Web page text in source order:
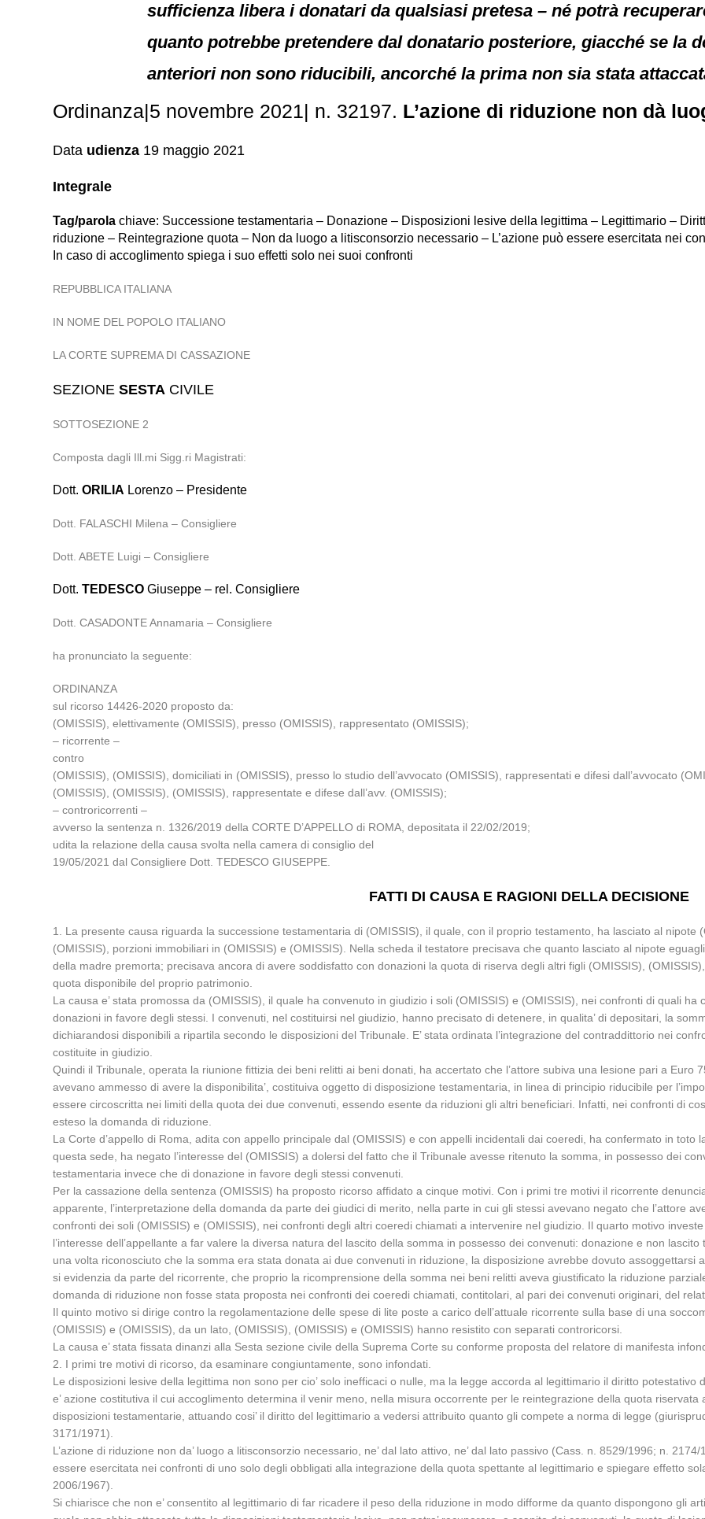
sufficienza libera i donatari da qualsiasi pretesa – né potrà
quanto potrebbe pretendere dal donatario posteriore, giacché se la
anteriori non sono riducibili, ancorché la prima non sia stata
Ordinanza|5 novembre 2021| n. 32197. L’azione di riduzione non dà
Data udienza 19 maggio 2021
Integrale
Tag/parola chiave: Successione testamentaria – Donazione – Disposizioni lesive della legittima – Legittimario –
riduzione – Reintegrazione quota – Non da luogo a litisconsorzio necessario – L’azione può essere esercitata nei
In caso di accoglimento spiega i suo effetti solo nei suoi confronti
REPUBBLICA ITALIANA
IN NOME DEL POPOLO ITALIANO
LA CORTE SUPREMA DI CASSAZIONE
SEZIONESESTA CIVILE
SOTTOSEZIONE 2
Composta dagli Ill.mi Sigg.ri Magistrati:
Dott.ORILIA Lorenzo – Presidente
Dott. FALASCHI Milena – Consigliere
Dott. ABETE Luigi – Consigliere
Dott.TEDESCO Giuseppe – rel. Consigliere
Dott. CASADONTE Annamaria – Consigliere
ha pronunciato la seguente:
ORDINANZA
sul ricorso 14426-2020 proposto da:
(OMISSIS), elettivamente (OMISSIS), presso (OMISSIS), rappresentato (OMISSIS);
– ricorrente –
contro
(OMISSIS), (OMISSIS), domiciliati in (OMISSIS), presso lo studio dell’avvocato (OMISSIS), rappresentati e difesi dall’avvocato
(OMISSIS), (OMISSIS), (OMISSIS), rappresentate e difese dall’avv. (OMISSIS);
– controricorrenti –
avverso la sentenza n. 1326/2019 della CORTE D’APPELLO di ROMA, depositata il 22/02/2019;
udita la relazione della causa svolta nella camera di consiglio del
19/05/2021 dal Consigliere Dott. TEDESCO GIUSEPPE.
FATTI DI CAUSA E RAGIONI DELLA DECISIONE
1. La presente causa riguarda la successione testamentaria di (OMISSIS), il quale, con il proprio testamento, ha lasciato al nipote
(OMISSIS), porzioni immobiliari in (OMISSIS) e (OMISSIS). Nella scheda il testatore precisava che quanto lasciato al nipote
della madre premorta; precisava ancora di avere soddisfatto con donazioni la quota di riserva degli altri figli (OMISSIS),
quota disponibile del proprio patrimonio.
La causa e’ stata promossa da (OMISSIS), il quale ha convenuto in giudizio i soli (OMISSIS) e (OMISSIS), nei confronti di quali
donazioni in favore degli stessi. I convenuti, nel costituirsi nel giudizio, hanno precisato di detenere, in qualita’ di depositari, la
dichiarandosi disponibili a ripartila secondo le disposizioni del Tribunale. E’ stata ordinata l’integrazione del contraddittorio nei
costituite in giudizio.
Quindi il Tribunale, operata la riunione fittizia dei beni relitti ai beni donati, ha accertato che l’attore subiva una lesione pari a Euro
avevano ammesso di avere la disponibilita’, costituiva oggetto di disposizione testamentaria, in linea di principio riducibile per
essere circoscritta nei limiti della quota dei due convenuti, essendo esente da riduzioni gli altri beneficiari. Infatti, nei confronti di
esteso la domanda di riduzione.
La Corte d’appello di Roma, adita con appello principale dal (OMISSIS) e con appelli incidentali dai coeredi, ha confermato in
questa sede, ha negato l’interesse del (OMISSIS) a dolersi del fatto che il Tribunale avesse ritenuto la somma, in possesso dei
testamentaria invece che di donazione in favore degli stessi convenuti.
Per la cassazione della sentenza (OMISSIS) ha proposto ricorso affidato a cinque motivi. Con i primi tre motivi il ricorrente
apparente, l’interpretazione della domanda da parte dei giudici di merito, nella parte in cui gli stessi avevano negato che l’attore
confronti dei soli (OMISSIS) e (OMISSIS), nei confronti degli altri coeredi chiamati a intervenire nel giudizio. Il quarto motivo
l’interesse dell’appellante a far valere la diversa natura del lascito della somma in possesso dei convenuti: donazione e non
una volta riconosciuto che la somma era stata donata ai due convenuti in riduzione, la disposizione avrebbe dovuto assoggettarsi
si evidenzia da parte del ricorrente, che proprio la ricomprensione della somma nei beni relitti aveva giustificato la riduzione
domanda di riduzione non fosse stata proposta nei confronti dei coeredi chiamati, contitolari, al pari dei convenuti originari, del
Il quinto motivo si dirige contro la regolamentazione delle spese di lite poste a carico dell’attuale ricorrente sulla base di una
(OMISSIS) e (OMISSIS), da un lato, (OMISSIS), (OMISSIS) e (OMISSIS) hanno resistito con separati controricorsi.
La causa e’ stata fissata dinanzi alla Sesta sezione civile della Suprema Corte su conforme proposta del relatore di manifesta
2. I primi tre motivi di ricorso, da esaminare congiuntamente, sono infondati.
Le disposizioni lesive della legittima non sono per cio’ solo inefficaci o nulle, ma la legge accorda al legittimario il diritto potestativo
e’ azione costitutiva il cui accoglimento determina il venir meno, nella misura occorrente per le reintegrazione della quota riservata
disposizioni testamentarie, attuando cosi’ il diritto del legittimario a vedersi attribuito quanto gli compete a norma di legge
3171/1971).
L’azione di riduzione non da’ luogo a litisconsorzio necessario, ne’ dal lato attivo, ne’ dal lato passivo (Cass. n. 8529/1996; n.
essere esercitata nei confronti di uno solo degli obbligati alla integrazione della quota spettante al legittimario e spiegare effetto
2006/1967).
Si chiarisce che non e’ consentito al legittimario di far ricadere il peso della riduzione in modo difforme da quanto dispongono gli